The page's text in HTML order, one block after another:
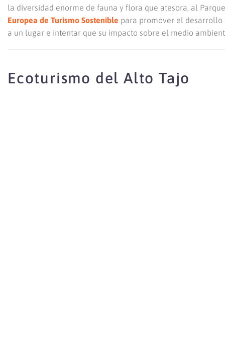
la diversidad enorme de fauna y flora que atesora, al
Europea de Turismo Sostenible para promover el
a un lugar e intentar que su impacto sobre el medio
Ecoturismo del Alto Tajo